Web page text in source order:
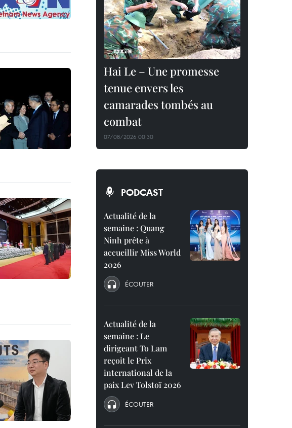
Hai Le – Une promesse
tenue envers les
camarades tombés au
combat
07/08/2026 00:30
PODCAST
Actualité de la
semaine : Quang
Ninh prête à
accueillir Miss World
2026
ÉCOUTER
Actualité de la
semaine : Le
dirigeant To Lam
reçoit le Prix
international de la
paix Lev Tolstoï 2026
ÉCOUTER